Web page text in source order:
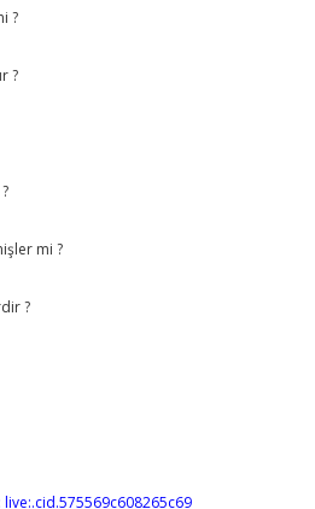
?
?
mi ?
?
live:.cid.575569c608265c69